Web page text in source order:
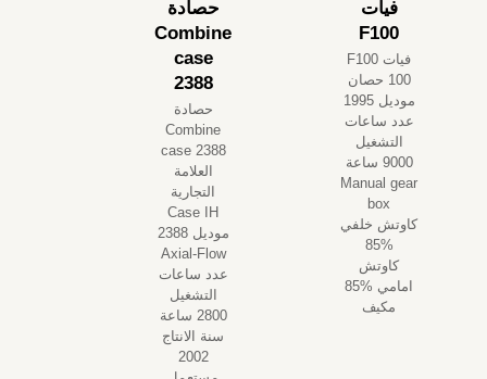
فيات
F100
فيات F100
100 حصان
موديل 1995
عدد ساعات
التشغيل
9000 ساعة
Manual gear
box
كاوتش خلفي
%85
كاوتش
امامي %85
مكيف
حصادة
Combine
case
2388
حصادة
Combine
case 2388
العلامة
التجارية
Case IH
موديل 2388
Axial-Flow
عدد ساعات
التشغيل
2800 ساعة
سنة الانتاج
2002